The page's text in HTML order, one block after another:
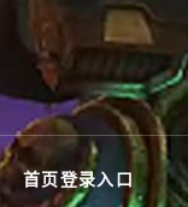
首页登录入口